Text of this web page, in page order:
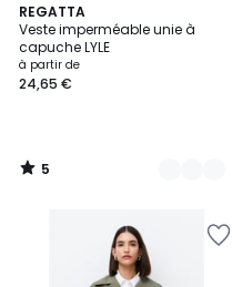
REGATTA
Veste imperméable unie à
capuche LYLE
à partir de
24,65 €
5
/
5
7
Couleurs
5
/